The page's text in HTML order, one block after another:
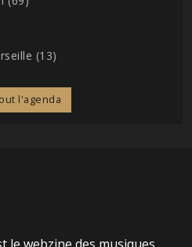
(13)
l'agenda